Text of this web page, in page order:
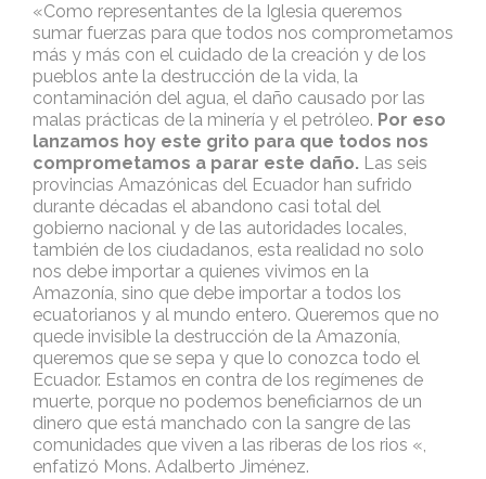
«Como representantes de la Iglesia queremos
sumar fuerzas para que todos nos comprometamos
más y más con el cuidado de la creación y de los
pueblos ante la destrucción de la vida, la
contaminación del agua, el daño causado por las
malas prácticas de la minería y el petróleo. Por eso
lanzamos hoy este grito para que todos nos
comprometamos a parar este daño. Las seis
provincias Amazónicas del Ecuador han sufrido
durante décadas el abandono casi total del
gobierno nacional y de las autoridades locales,
también de los ciudadanos, esta realidad no solo
nos debe importar a quienes vivimos en la
Amazonía, sino que debe importar a todos los
ecuatorianos y al mundo entero. Queremos que no
quede invisible la destrucción de la Amazonía,
queremos que se sepa y que lo conozca todo el
Ecuador. Estamos en contra de los regímenes de
muerte, porque no podemos beneficiarnos de un
dinero que está manchado con la sangre de las
comunidades que viven a las riberas de los rios «,
enfatizó Mons. Adalberto Jiménez.